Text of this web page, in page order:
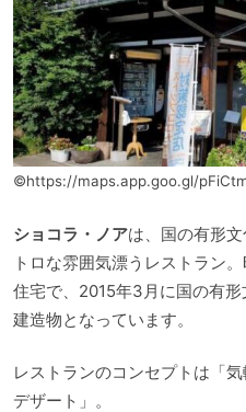
©https://maps.app.goo.gl/
ショコラ・ノアは、国の有形
トロな雰囲気漂うレストラン
住宅で、2015年3月に国の有
建造物となっています。
レストランのコンセプトは「
デザート」。